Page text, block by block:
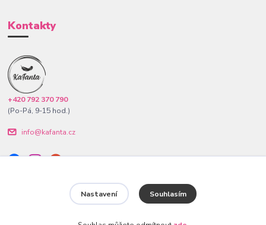
Kontakty
+420 792 370 790
(Po-Pá, 9-15 hod.)
info@kafanta.cz
Nastavení Souhlasím